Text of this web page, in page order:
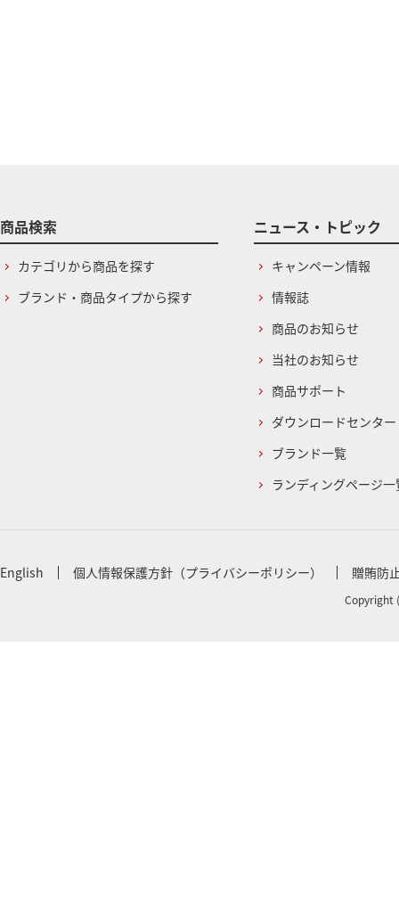
商品検索
カテゴリから商品を探す
ブランド・商品タイプから探す
ニュース・トピック
キャンペーン情報
情報誌
商品のお知らせ
当社のお知らせ
商品サポート
ダウンロードセンター
ブランド一覧
ランディングページ一
English 個人情報保護方針（プライバシーポリシー） 贈賄防
Copyright